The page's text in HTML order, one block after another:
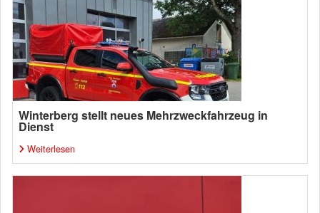
Winterberg stellt neues Mehrzweckfahrzeug in
Dienst
Weiterlesen